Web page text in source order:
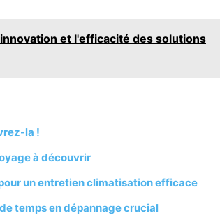
et l'efficacité des solutions
la !
à découvrir
un entretien climatisation efficace
temps en dépannage crucial